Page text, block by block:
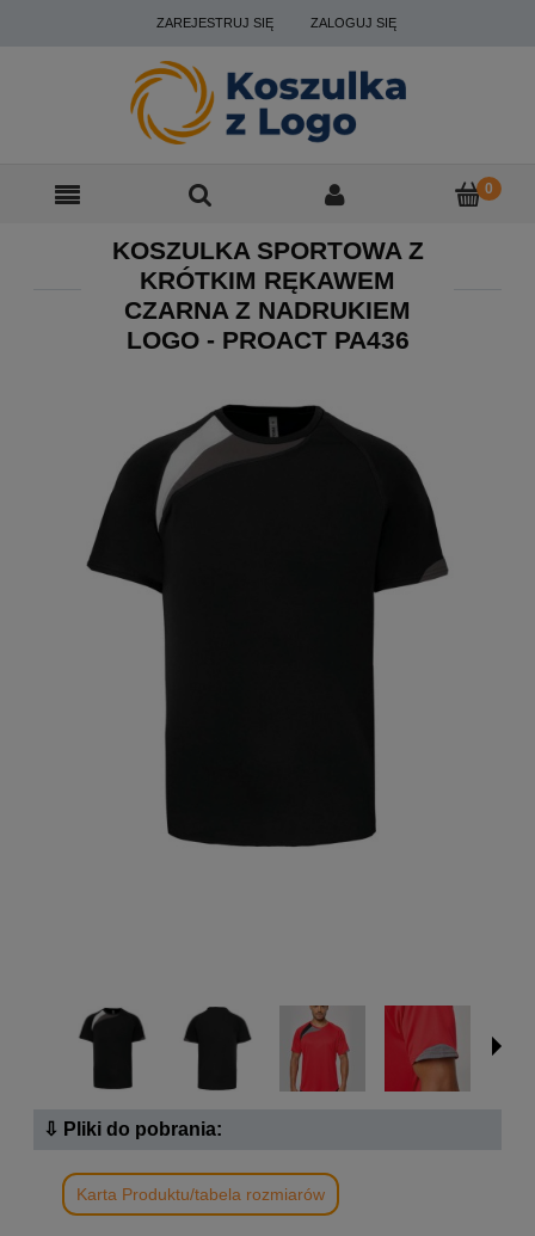
ZAREJESTRUJ SIĘ ZALOGUJ SIĘ
KOSZULKA SPORTOWA Z
KRÓTKIM RĘKAWEM
CZARNA Z NADRUKIEM
LOGO - PROACT PA436
⇩ Pliki do pobrania:
Karta Produktu/tabela rozmiarów